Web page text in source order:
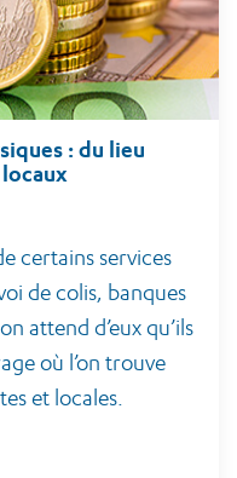
: du lieu
certains services
de colis, banques
attend d’eux qu’ils
où l’on trouve
et locales.